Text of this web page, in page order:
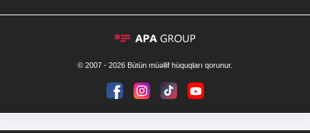
© 2007 - 2026 Bütün müəllif hüquqları qorunur.